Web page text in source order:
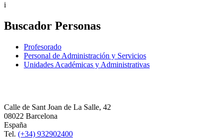
i
Buscador Personas
Profesorado
Personal de Administración y Servicios
Unidades Académicas y Administrativas
Calle de Sant Joan de La Salle, 42
08022 Barcelona
España
Tel. (+34) 932902400